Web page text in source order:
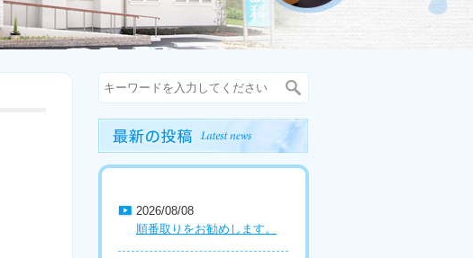
2026/08/08
順番取りをお勧めします。